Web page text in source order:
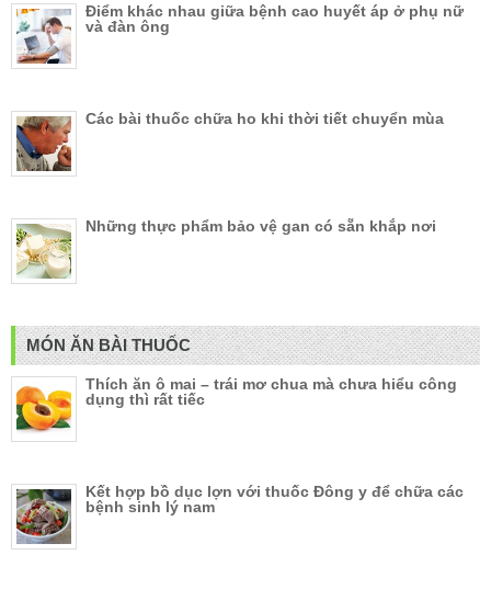
Điểm khác nhau giữa bệnh cao huyết áp ở phụ nữ
và đàn ông
Các bài thuốc chữa ho khi thời tiết chuyển mùa
Những thực phẩm bảo vệ gan có sẵn khắp nơi
MÓN ĂN BÀI THUỐC
Thích ăn ô mai – trái mơ chua mà chưa hiểu công
dụng thì rất tiếc
Kết hợp bồ dục lợn với thuốc Đông y để chữa các
bệnh sinh lý nam